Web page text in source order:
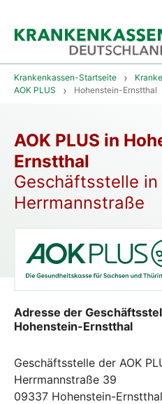
Krankenkassen-Startseite
AOK PLUS
Hohenstein-Ernstthal
AOK PLUS in
Ernstthal
Geschäftsstelle
Herrmannstraße
Adresse der
Hohenstein-Ernstthal
Geschäftsstelle der AOK
Herrmannstraße 39
09337 Hohenstein-Ernstthal